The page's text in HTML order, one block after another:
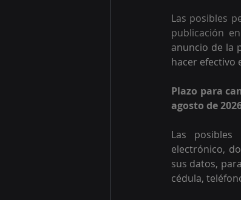
Las posibles
publicación
anuncio de la
hacer efectivo
Plazo para
agosto de
Las posibles
electrónico,
sus datos,
cédula,